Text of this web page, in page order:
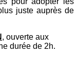
juste auprès de
, ouverte aux
durée de 2h.